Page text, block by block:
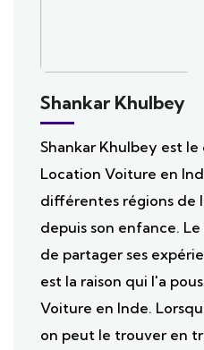
Shankar Khulbey
Shankar Khulbey est
Location Voiture en
différentes régions de
depuis son enfance.
de partager ses
est la raison qui l'a
Voiture en Inde.
on peut le trouver en